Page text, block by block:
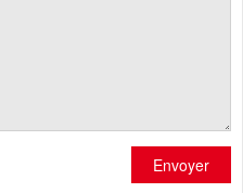
Envoyer